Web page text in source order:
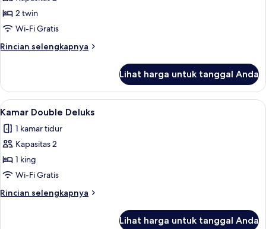
Kamar
Twin
Superior
2 twin
Wi-Fi Gratis
Rincian selengkapnya
Rincian
Kamar
Twin
Superior
Lihat harga untuk tanggal Anda
Lihat
semua
foto
untuk
Kamar
Double
Deluks
Kamar Double Deluks | Wi-Fi gratis
4
Kamar Double Deluks
1 kamar tidur
Kapasitas 2
1 king
Wi-Fi Gratis
Rincian selengkapnya
Rincian
Lihat harga untuk tanggal Anda